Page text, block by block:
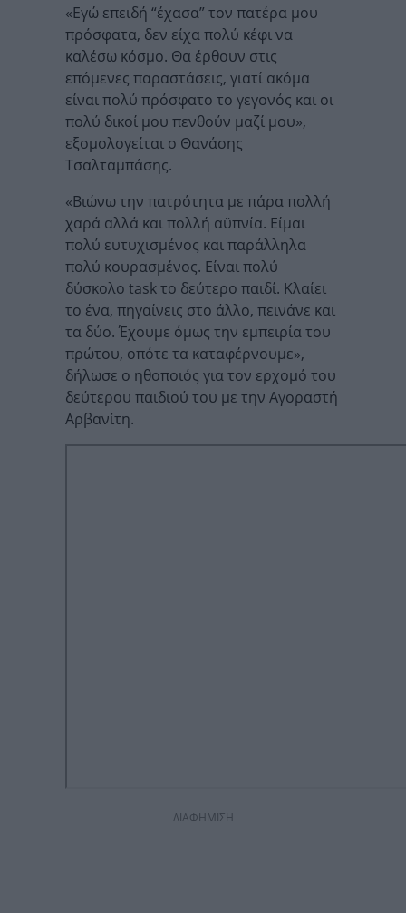
«Εγώ επειδή “έχασα” τον πατέρα μου
πρόσφατα, δεν είχα πολύ κέφι να
καλέσω κόσμο. Θα έρθουν στις
επόμενες παραστάσεις, γιατί ακόμα
είναι πολύ πρόσφατο το γεγονός και οι
πολύ δικοί μου πενθούν μαζί μου»,
εξομολογείται ο Θανάσης
Τσαλταμπάσης.
«Βιώνω την πατρότητα με πάρα πολλή
χαρά αλλά και πολλή αϋπνία. Είμαι
πολύ ευτυχισμένος και παράλληλα
πολύ κουρασμένος. Είναι πολύ
δύσκολο task το δεύτερο παιδί. Κλαίει
το ένα, πηγαίνεις στο άλλο, πεινάνε και
τα δύο. Έχουμε όμως την εμπειρία του
πρώτου, οπότε τα καταφέρνουμε»,
δήλωσε ο ηθοποιός για τον ερχομό του
δεύτερου παιδιού του με την Αγοραστή
Αρβανίτη.
ΔΙΑΦΗΜΙΣΗ